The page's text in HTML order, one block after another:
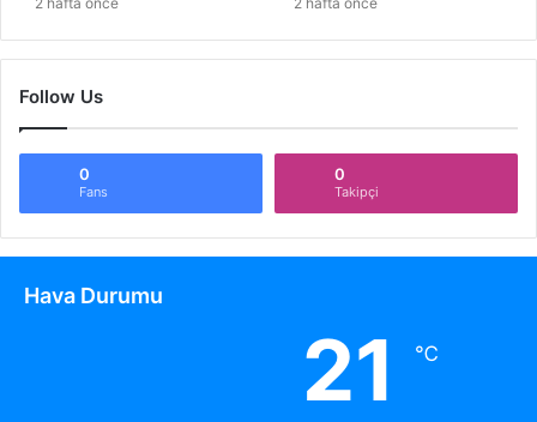
Follow Us
0
Fans
0
Takipçi
Hava Durumu
21 ℃